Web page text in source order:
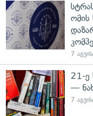
ომის
7
21-ე
—
7